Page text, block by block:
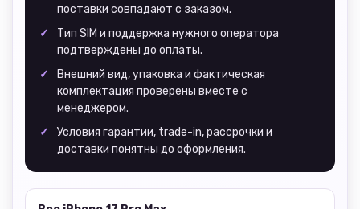
поставки совпадают с заказом.
Тип SIM и поддержка нужного оператора
подтверждены до оплаты.
Внешний вид, упаковка и фактическая
комплектация проверены вместе с
менеджером.
Условия гарантии, trade-in, рассрочки и
доставки понятны до оформления.